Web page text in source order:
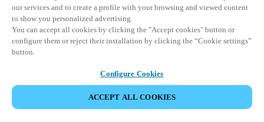
our services and to create a profile with your browsing and viewed content
to show you personalized advertising.
You can accept all cookies by clicking the "Accept cookies" button or
configure them or reject their installation by clicking the “Cookie settings”
button.
Configure Cookies
ACCEPT ALL COOKIES